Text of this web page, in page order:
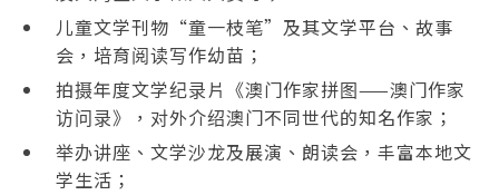
儿童文学刊物“童一枝笔”及其文学平台、故事
会，培育阅读写作幼苗；
拍摄年度文学纪录片《澳门作家拼图——澳门作家
访问录》，对外介绍澳门不同世代的知名作家；
举办讲座、文学沙龙及展演、朗读会，丰富本地文
学生活；